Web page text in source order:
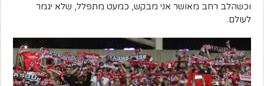
וכשהלב רחב מאושר אני מבקש, כמעט מתפלל, שלא יגמר
לעולם.